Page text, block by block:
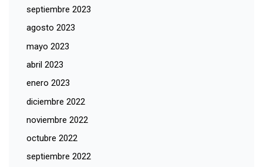
septiembre 2023
agosto 2023
mayo 2023
abril 2023
enero 2023
diciembre 2022
noviembre 2022
octubre 2022
septiembre 2022